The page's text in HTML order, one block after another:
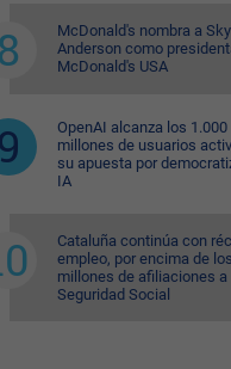
McDonald's nombra a
Anderson como
McDonald's USA
OpenAI alcanza los 1.000
millones de usuarios
su apuesta por
IA
Cataluña continúa con
empleo, por encima de
millones de afiliaciones a
Seguridad Social